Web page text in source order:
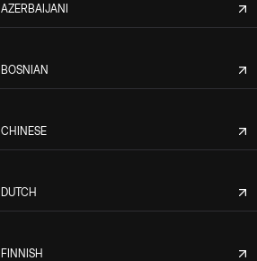
AZERBAIJANI
BOSNIAN
CHINESE
DUTCH
FINNISH